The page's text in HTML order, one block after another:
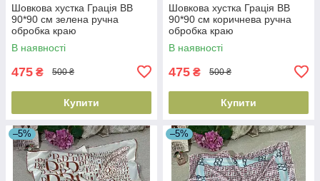
Шовкова хустка Грація BB
90*90 см зелена ручна
обробка краю
В наявності
475 ₴ 500 ₴
Купити
Шовкова хустка Грація BB
90*90 см коричнева ручна
обробка краю
В наявності
475 ₴ 500 ₴
Купити
–5% –5%